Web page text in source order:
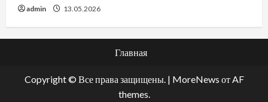
admin 13.05.2026
Главная
Copyright © Все права защищены. | MoreNews от AF
themes.